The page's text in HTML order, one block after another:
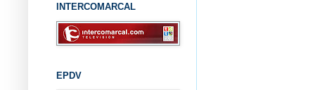
INTERCOMARCAL
EPDV